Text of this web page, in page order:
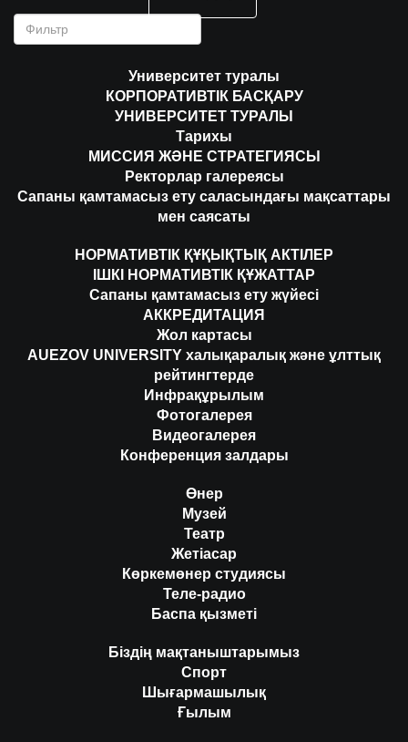
Университет туралы
КОРПОРАТИВТІК БАСҚАРУ
УНИВЕРСИТЕТ ТУРАЛЫ
Тарихы
МИССИЯ ЖӘНЕ СТРАТЕГИЯСЫ
Ректорлар галереясы
Сапаны қамтамасыз ету саласындағы мақсаттары
мен саясаты
НОРМАТИВТІК ҚҰҚЫҚТЫҚ АКТІЛЕР
ІШКІ НОРМАТИВТІК ҚҰЖАТТАР
Сапаны қамтамасыз ету жүйесі
АККРЕДИТАЦИЯ
Жол картасы
AUEZOV UNIVERSITY халықаралық және ұлттық
рейтингтерде
Инфрақұрылым
Фотогалерея
Видеогалерея
Конференция залдары
Өнер
Музей
Театр
Жетіасар
Көркемөнер студиясы
Теле-радио
Баспа қызметі
Біздің мақтаныштарымыз
Спорт
Шығармашылық
Ғылым